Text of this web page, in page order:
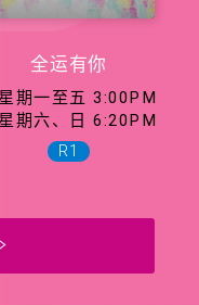
全运有你
期一至五 3:00PM
期六、日 6:20PM
R1